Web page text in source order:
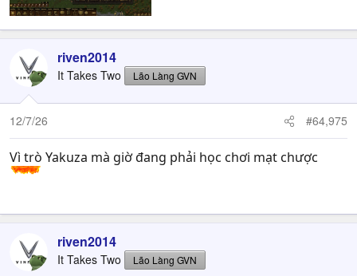
riven2014
It Takes Two Lão Làng GVN
12/7/26 #64,975
Vì trò Yakuza mà giờ đang phải học chơi mạt chược
riven2014
It Takes Two Lão Làng GVN